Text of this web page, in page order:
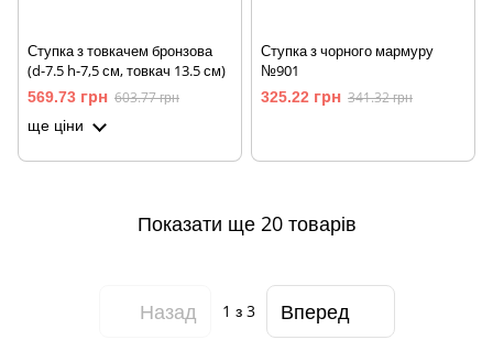
Ступка з товкачем бронзова
(d-7.5 h-7,5 см, товкач 13.5 см)
569.73 грн 603.77 грн
ще ціни
Ступка з чорного мармуру
№901
325.22 грн 341.32 грн
Показати ще 20 товарів
Назад 1 з 3 Вперед